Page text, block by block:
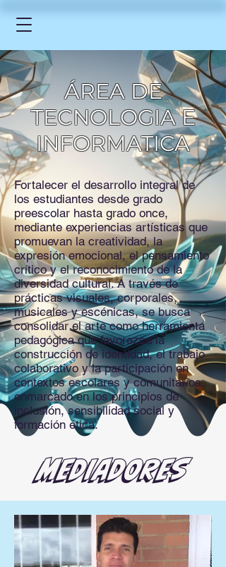
ÁREA DE
TECNOLOGIA E
INFORMATICA
Fortalecer el desarrollo integral de
los estudiantes desde grado
preescolar hasta grado once,
mediante experiencias artísticas que
promuevan la creatividad, la
expresión emocional, el pensamiento
crítico y el reconocimiento de la
diversidad cultural. A través de
prácticas visuales, corporales,
musicales y escénicas, se busca
consolidar el arte como herramienta
pedagógica que favorezca la
construcción de identidad, el trabajo
colaborativo y la participación en
contextos escolares y comunitarios,
enmarcado en los principios de
inclusión, sensibilidad social y
formación ética.
MEDIADORES